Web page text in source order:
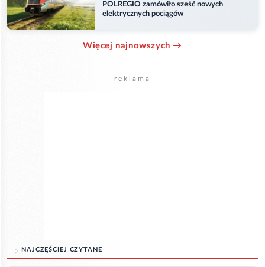
POLREGIO zamówiło sześć nowych
elektrycznych pociągów
Więcej najnowszych →
reklama
NAJCZĘŚCIEJ CZYTANE